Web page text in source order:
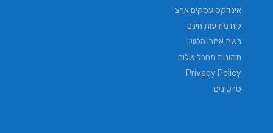
אינדקס עסקים ארצי
לוח מודעות חינם
רשת אתרי הלוויין
תמונות מחבל שלום
Privacy Policy
סרטונים